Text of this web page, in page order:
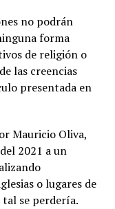
no podrán
forma
de religión o
las creencias
presentada en
Mauricio Oliva,
2021 a un
o lugares de
se perdería.